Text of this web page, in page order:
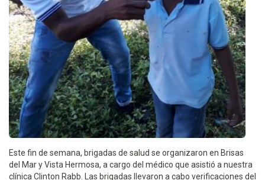
Este fin de semana, brigadas de salud se organizaron en Brisas
del Mar y Vista Hermosa, a cargo del médico que asistió a nuestra
clínica Clinton Rabb. Las brigadas llevaron a cabo verificaciones del